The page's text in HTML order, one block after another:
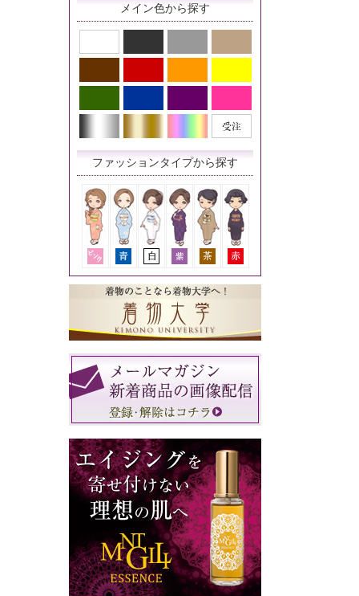
メイン色から探す
ファッションタイプから探す